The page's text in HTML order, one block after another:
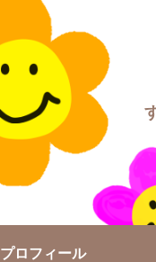
プロフィール